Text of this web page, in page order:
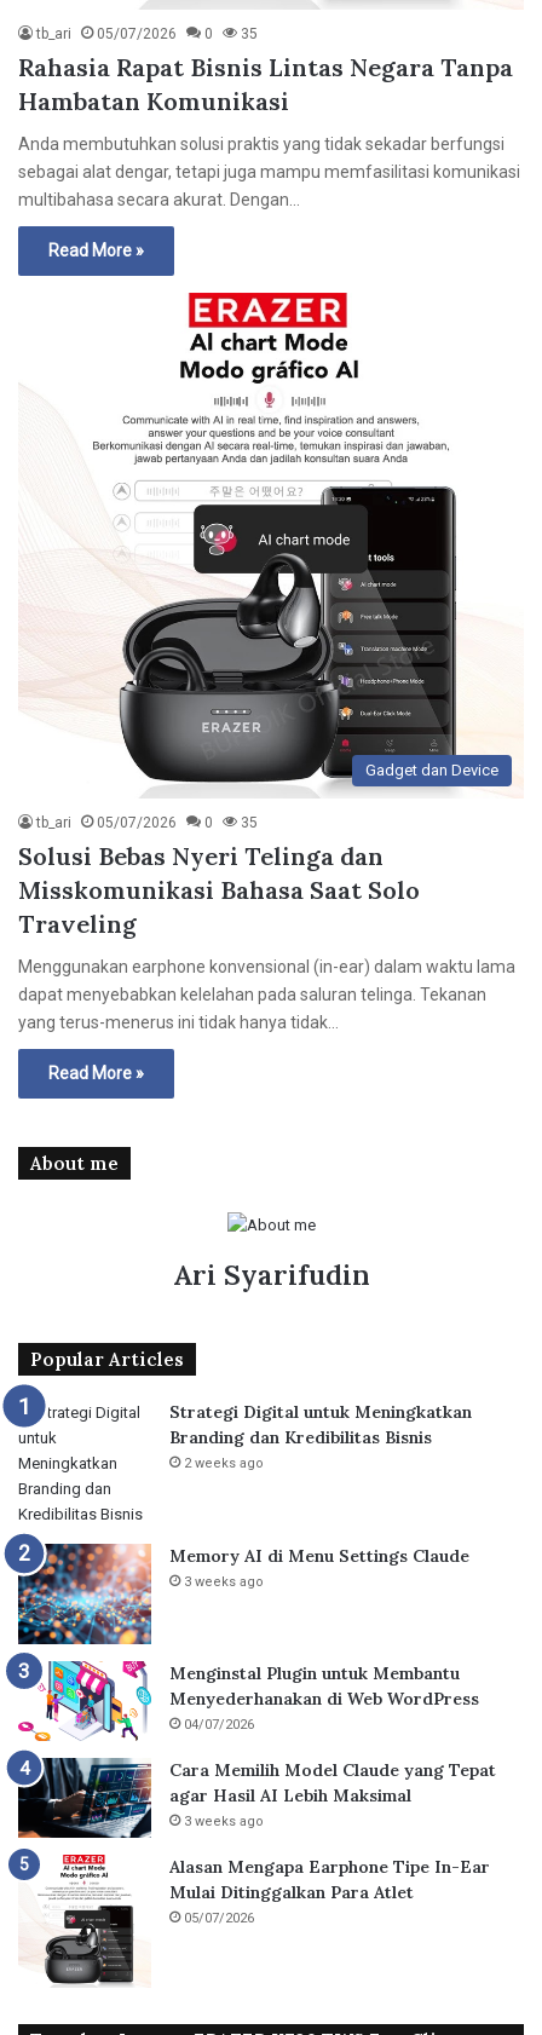
tb_ari 05/07/2026 0 35
Rahasia Rapat Bisnis Lintas Negara Tanpa
Hambatan Komunikasi
Anda membutuhkan solusi praktis yang tidak sekadar berfungsi
sebagai alat dengar, tetapi juga mampu memfasilitasi komunikasi
multibahasa secara akurat. Dengan…
Read More »
Gadget dan Device
tb_ari 05/07/2026 0 35
Solusi Bebas Nyeri Telinga dan
Misskomunikasi Bahasa Saat Solo
Traveling
Menggunakan earphone konvensional (in-ear) dalam waktu lama
dapat menyebabkan kelelahan pada saluran telinga. Tekanan
yang terus-menerus ini tidak hanya tidak…
Read More »
About me
Ari Syarifudin
Popular Articles
Strategi Digital untuk Meningkatkan
Branding dan Kredibilitas Bisnis
2 weeks ago
Memory AI di Menu Settings Claude
3 weeks ago
Menginstal Plugin untuk Membantu
Menyederhanakan di Web WordPress
04/07/2026
Cara Memilih Model Claude yang Tepat
agar Hasil AI Lebih Maksimal
3 weeks ago
Alasan Mengapa Earphone Tipe In-Ear
Mulai Ditinggalkan Para Atlet
05/07/2026